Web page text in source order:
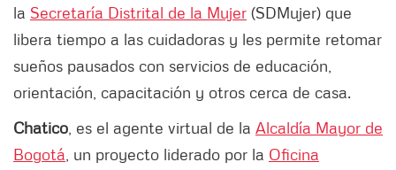
la Secretaría Distrital de la Mujer (SDMujer) que
libera tiempo a las cuidadoras y les permite retomar
sueños pausados con servicios de educación,
orientación, capacitación y otros cerca de casa.
Chatico , es el agente virtual de la Alcaldía Mayor de
Bogotá , un proyecto liderado por la Oficina